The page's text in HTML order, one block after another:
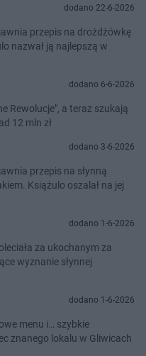
dodano 22-6-2026
przepis na drożdżówkę
nazwał ją najlepszą w
dodano 6-6-2026
Rewolucje", a teraz szukają
12 mln zł
dodano 3-6-2026
przepis na słynną
Książulo oszalał na jej
dodano 1-6-2026
za ukochanym za
wyznanie słynnej
dodano 1-6-2026
menu i… szybkie
znanego lokalu w Gliwicach